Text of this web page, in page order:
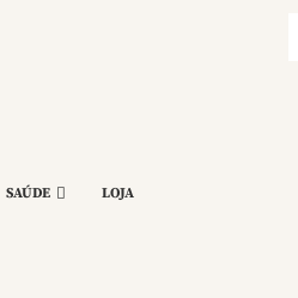
SAÚDE LOJA